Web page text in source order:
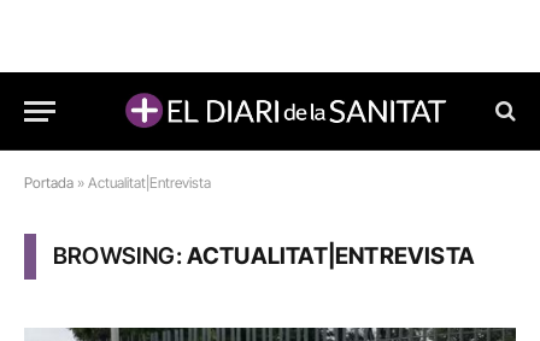
Portada » Actualitat|Entrevista
BROWSING:ACTUALITAT|ENTREVISTA